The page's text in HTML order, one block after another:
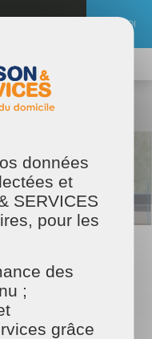
EMPLOI
Nos actualités
NOUNOU ADOM,
GUEST ADOM
données
et
SERVICES
pour les
des
;
grâce